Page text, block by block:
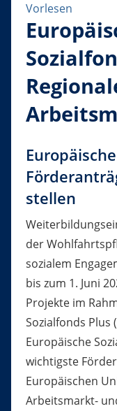
Vorlesen
stellen
der
sozialem
bis zum 1. Juni
Projekte im
Sozialfonds Plus
Europäische
wichtigste
Europäischen
Arbeitsmarkt-